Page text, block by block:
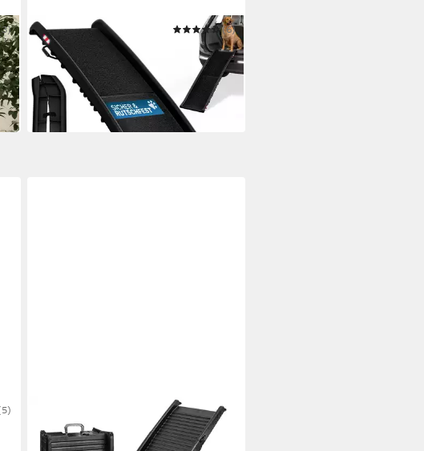
CADOCA
Hunderampe
(6)
41,99 € 49,95 €
-16%
in 4-5 Werktagen bei dir
Hunderampe Hunderampe Auto
Hunde Rampe Hundetreppe